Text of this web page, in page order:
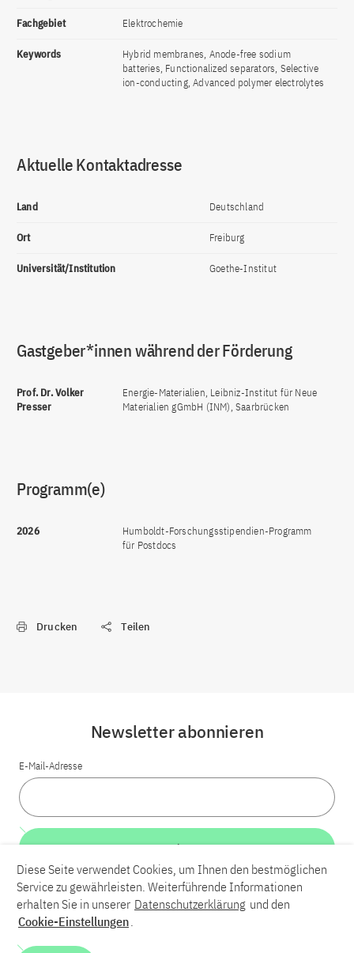
Fachgebiet Elektrochemie
Keywords
Hybrid membranes, Anode-free sodium
batteries, Functionalized separators, Selective
ion-conducting, Advanced polymer electrolytes
Aktuelle Kontaktadresse
Land Deutschland
Ort Freiburg
Universität/Institution Goethe-Institut
Gastgeber*innen während der Förderung
Prof. Dr. Volker
Presser
Energie-Materialien, Leibniz-Institut für Neue
Materialien gGmbH (INM), Saarbrücken
Programm(e)
2026
Humboldt-Forschungsstipendien-Programm
für Postdocs
Drucken Teilen
LinkedInBlueskyYouTube
Newsletter abonnieren
E-Mail-Adresse
Weiter
Diese Seite verwendet Cookies, um Ihnen den bestmöglichen
Service zu gewährleisten. Weiterführende Informationen
erhalten Sie in unserer Datenschutzerklärung und den
Cookie-Einstellungen.